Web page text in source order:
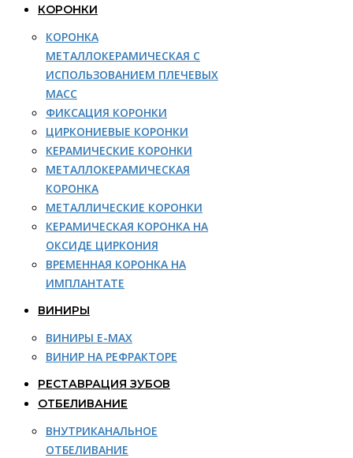
КОРОНКИ
КОРОНКА
МЕТАЛЛОКЕРАМИЧЕСКАЯ С
ИСПОЛЬЗОВАНИЕМ ПЛЕЧЕВЫХ
МАСС
ФИКСАЦИЯ КОРОНКИ
ЦИРКОНИЕВЫЕ КОРОНКИ
КЕРАМИЧЕСКИЕ КОРОНКИ
МЕТАЛЛОКЕРАМИЧЕСКАЯ
КОРОНКА
МЕТАЛЛИЧЕСКИЕ КОРОНКИ
КЕРАМИЧЕСКАЯ КОРОНКА НА
ОКСИДЕ ЦИРКОНИЯ
ВРЕМЕННАЯ КОРОНКА НА
ИМПЛАНТАТЕ
ВИНИРЫ
ВИНИРЫ E-MAX
ВИНИР НА РЕФРАКТОРЕ
РЕСТАВРАЦИЯ ЗУБОВ
ОТБЕЛИВАНИЕ
ВНУТРИКАНАЛЬНОЕ
ОТБЕЛИВАНИЕ